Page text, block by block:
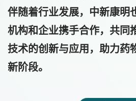
伴随着行业发展，中新康明
机构和企业携手合作，共同
技术的创新与应用，助力药
新阶段。